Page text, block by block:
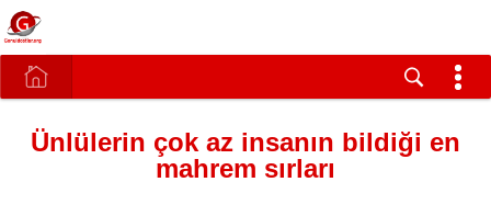
Ünlülerin çok az insanın bildiği en
mahrem sırları